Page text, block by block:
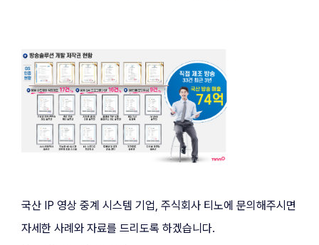
국산 IP 영상 중계 시스템 기업, 주식회사 티노에 문의해주시면
자세한 사례와 자료를 드리도록 하겠습니다.